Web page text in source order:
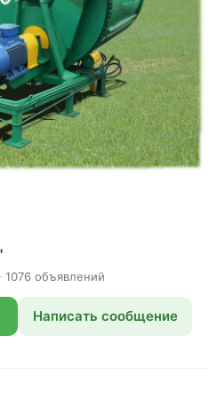
1076 объявлений
Написать сообщение